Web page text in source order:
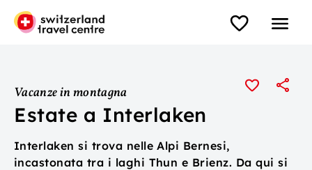
Vacanze in montagna
Estate a Interlaken
Interlaken si trova nelle Alpi Bernesi,
incastonata tra i laghi Thun e Brienz. Da qui si